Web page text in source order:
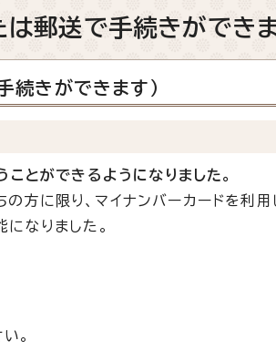
郵送で手続きができま
続きができます）
とができるようになりました。
方に限り、マイナンバーカードを利用
なりました。
。